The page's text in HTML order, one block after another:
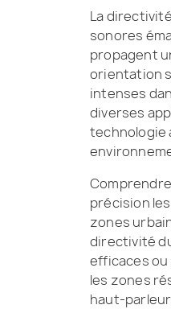
La
sonores
propagent
orientation
intenses
diverses
technologie
précision
zones
directivité
efficaces
les zones
haut-